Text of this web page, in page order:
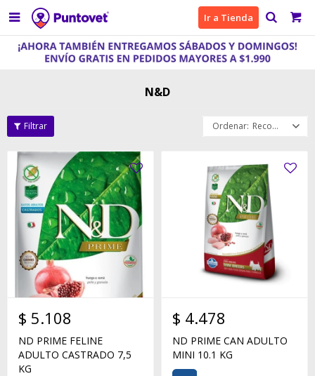
 Ir a Tienda
N&D
Recomendados
$ 5.108
ND PRIME FELINE
ADULTO CASTRADO 7,5
KG
$ 4.478
ND PRIME CAN ADULTO
MINI 10.1 KG